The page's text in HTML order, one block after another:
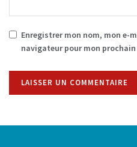
Enregistrer mon nom, mon e-
navigateur pour mon